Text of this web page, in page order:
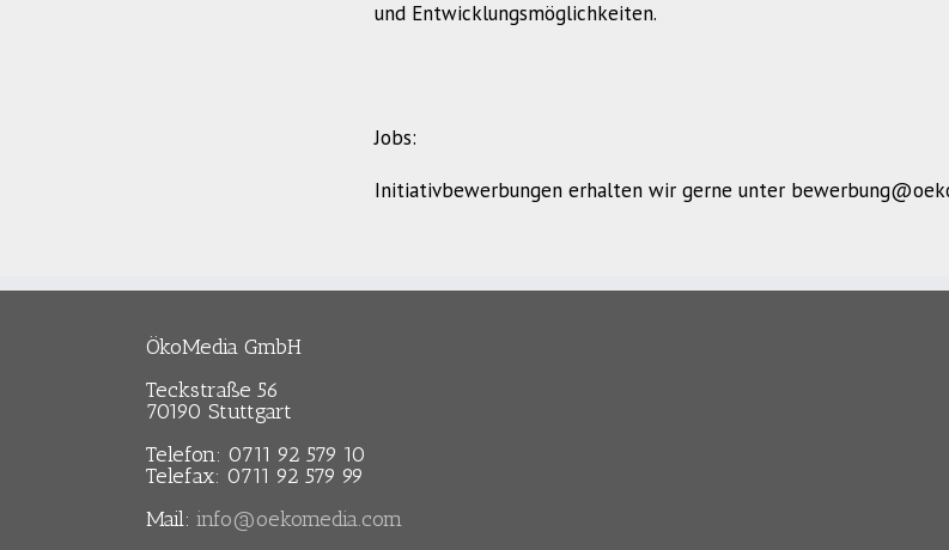
und Entwicklungsmöglichkeiten.
Jobs:
Initiativbewerbungen erhalten wir gerne unter
ÖkoMedia GmbH
Teckstraße 56
70190 Stuttgart
Telefon: 0711 92 579 10
Telefax: 0711 92 579 99
Mail: info@oekomedia.com